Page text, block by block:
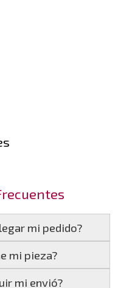
B57-D30C)
D30C)
D30C)mi pedido?
un plazo estimado
, si realizas tu
h.
mi pieza?
mi envió?